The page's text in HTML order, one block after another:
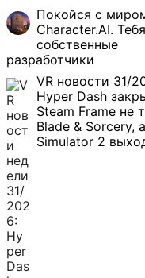
Покойся с
Character.AI.
собственные
разработчики
VR новости 31/
Hyper Dash
Steam Frame не
Blade & Sorcery,
Simulator 2